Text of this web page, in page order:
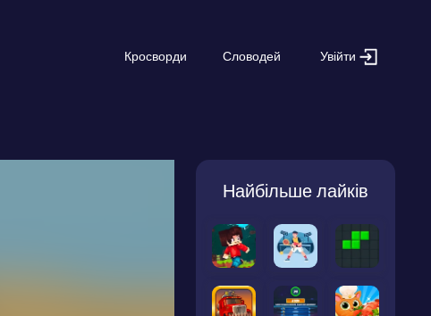
Кросворди Словодей Увійти
Найбільше лайків